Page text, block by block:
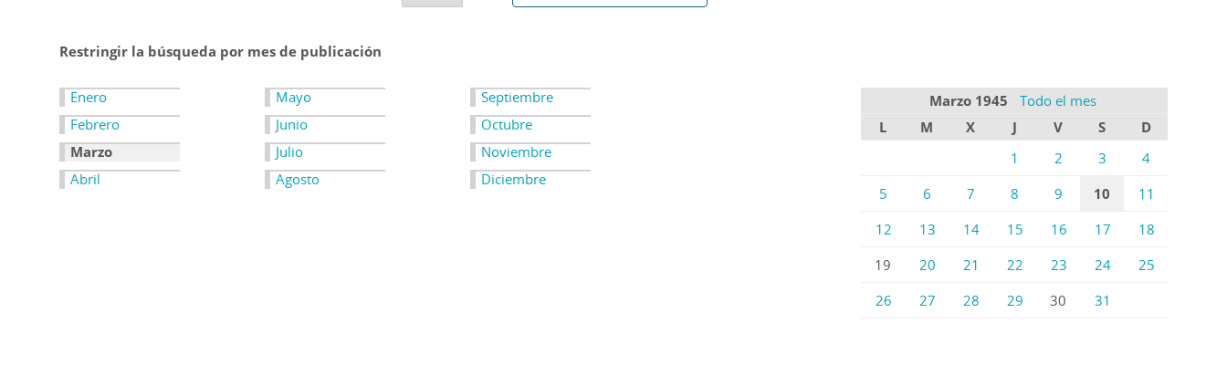
Restringir la búsqueda por mes de publicación
Enero
Febrero
Marzo
Abril
Mayo
Junio
Julio
Agosto
Septiembre
Octubre
Noviembre
Diciembre
Marzo 1945
Todo el mes
L
M X J V S
D
1
2 3
4
5
6 7 8 9 10
11
12
13 14 15 16 17
18
19
20 21 22 23 24
25
26
27 28 29 30 31